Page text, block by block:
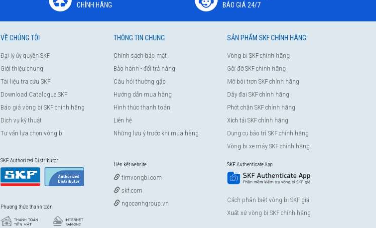
CHÍNH HÃNG
BÁO GIÁ 24/7
VỀ CHÚNG TÔI
Đại lý ủy quyền SKF
Giới thiệu chung
Tài liệu tra cứu SKF
Download Catalogue SKF
Báo giá vòng bi SKF chính hãng
Dịch vụ kỹ thuật
Tư vấn lựa chọn vòng bi
SKF Authorized Distributor
Phương thức thanh toán
THÔNG TIN CHUNG
Chính sách bảo mật
Bảo hành - đổi trả hàng
Câu hỏi thường gặp
Hướng dẫn mua hàng
Hình thức thanh toán
Liên hệ
Những lưu ý trước khi mua hàng
Liên kết website
timvongbi.com
skf.com
ngocanhgroup.vn
SẢN PHẨM SKF CHÍNH HÃNG
Vòng bi SKF chính hãng
Gối đỡ SKF chính hãng
Mỡ bôi trơn SKF chính hãng
Dây đai SKF chính hãng
Phớt chặn SKF chính hãng
Xích tải SKF chính hãng
Dụng cụ bảo trì SKF chính hãng
Vòng bi xe máy SKF chính hãng
SKF Authenticate App
Cách phân biệt vòng bi SKF giả
Xuất xứ vòng bi SKF chính hãng